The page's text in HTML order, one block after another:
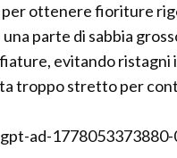
per ottenere fioriture
parte di sabbia
evitando ristagni
troppo stretto per
ad-1778053373880-